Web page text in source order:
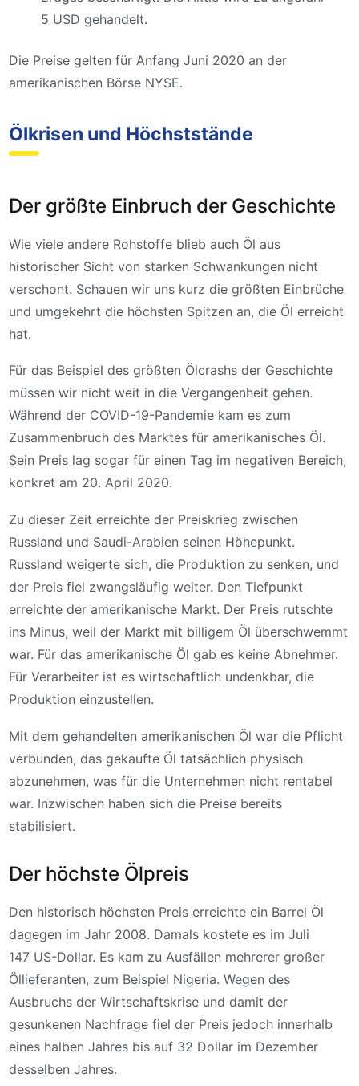
5 USD gehandelt.
Die Preise gelten für Anfang Juni 2020 an der
amerikanischen Börse NYSE.
Ölkrisen und Höchststände
Der größte Einbruch der Geschichte
Wie viele andere Rohstoffe blieb auch Öl aus
historischer Sicht von starken Schwankungen nicht
verschont. Schauen wir uns kurz die größten Einbrüche
und umgekehrt die höchsten Spitzen an, die Öl erreicht
hat.
Für das Beispiel des größten Ölcrashs der Geschichte
müssen wir nicht weit in die Vergangenheit gehen.
Während der COVID-19-Pandemie kam es zum
Zusammenbruch des Marktes für amerikanisches Öl.
Sein Preis lag sogar für einen Tag im negativen Bereich,
konkret am 20. April 2020.
Zu dieser Zeit erreichte der Preiskrieg zwischen
Russland und Saudi-Arabien seinen Höhepunkt.
Russland weigerte sich, die Produktion zu senken, und
der Preis fiel zwangsläufig weiter. Den Tiefpunkt
erreichte der amerikanische Markt. Der Preis rutschte
ins Minus, weil der Markt mit billigem Öl überschwemmt
war. Für das amerikanische Öl gab es keine Abnehmer.
Für Verarbeiter ist es wirtschaftlich undenkbar, die
Produktion einzustellen.
Mit dem gehandelten amerikanischen Öl war die Pflicht
verbunden, das gekaufte Öl tatsächlich physisch
abzunehmen, was für die Unternehmen nicht rentabel
war. Inzwischen haben sich die Preise bereits
stabilisiert.
Der höchste Ölpreis
Den historisch höchsten Preis erreichte ein Barrel Öl
dagegen im Jahr 2008. Damals kostete es im Juli
147 US-Dollar. Es kam zu Ausfällen mehrerer großer
Öllieferanten, zum Beispiel Nigeria. Wegen des
Ausbruchs der Wirtschaftskrise und damit der
gesunkenen Nachfrage fiel der Preis jedoch innerhalb
eines halben Jahres bis auf 32 Dollar im Dezember
desselben Jahres.